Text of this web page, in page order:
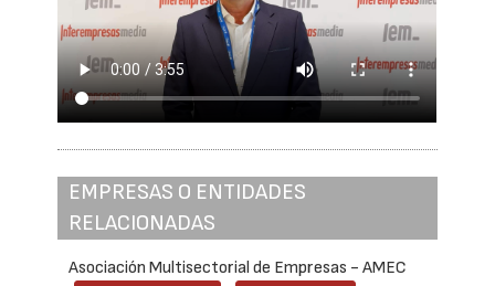
EMPRESAS O ENTIDADES
RELACIONADAS
Asociación Multisectorial de Empresas - AMEC